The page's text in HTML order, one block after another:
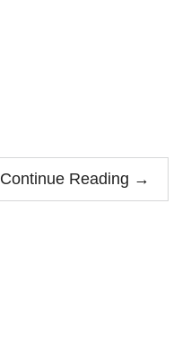
Continue Reading →